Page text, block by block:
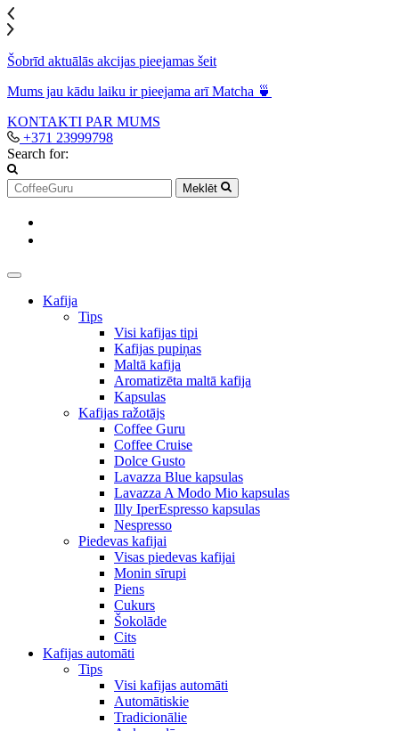
Šobrīd aktuālās akcijas pieejamas šeit
Mums jau kādu laiku ir pieejama arī Matcha 🍵
KONTAKTI PAR MUMS
+371 23999798
Search for:
Meklēt
Kafija
Tips
Visi kafijas tipi
Kafijas pupiņas
Maltā kafija
Aromatizēta maltā kafija
Kapsulas
Kafijas ražotājs
Coffee Guru
Coffee Cruise
Dolce Gusto
Lavazza Blue kapsulas
Lavazza A Modo Mio kapsulas
Illy IperEspresso kapsulas
Nespresso
Piedevas kafijai
Visas piedevas kafijai
Monin sīrupi
Piens
Cukurs
Šokolāde
Cits
Kafijas automāti
Tips
Visi kafijas automāti
Automātiskie
Tradicionālie